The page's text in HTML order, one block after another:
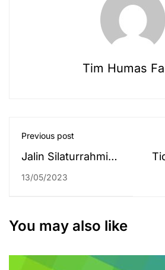
Tim Humas
Previous post
Jalin Silaturrahmi
dengan Halal bi
13/05/2023
You may also like